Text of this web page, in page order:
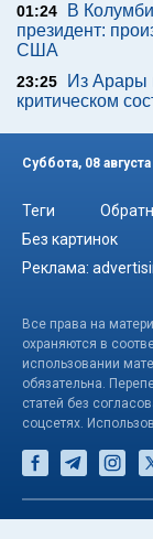
01:24
В
президент:
США
23:25
Из Арары
критическом
Суббота, 08
Теги
Без картинок
Реклама:
Все права на
охраняются в
использовании
обязательна.
статей без
соцсетях.